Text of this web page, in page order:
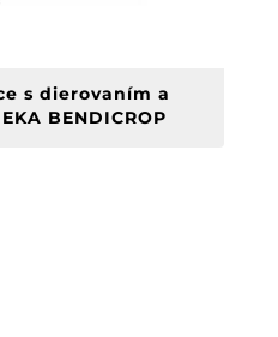
s dierovaním a
BENDICROP